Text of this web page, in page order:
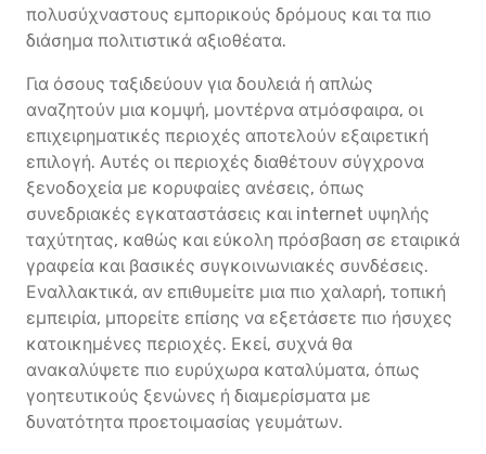
πολυσύχναστους εμπορικούς δρόμους και τα πιο
διάσημα πολιτιστικά αξιοθέατα.
Για όσους ταξιδεύουν για δουλειά ή απλώς
αναζητούν μια κομψή, μοντέρνα ατμόσφαιρα, οι
επιχειρηματικές περιοχές αποτελούν εξαιρετική
επιλογή. Αυτές οι περιοχές διαθέτουν σύγχρονα
ξενοδοχεία με κορυφαίες ανέσεις, όπως
συνεδριακές εγκαταστάσεις και internet υψηλής
ταχύτητας, καθώς και εύκολη πρόσβαση σε εταιρικά
γραφεία και βασικές συγκοινωνιακές συνδέσεις.
Εναλλακτικά, αν επιθυμείτε μια πιο χαλαρή, τοπική
εμπειρία, μπορείτε επίσης να εξετάσετε πιο ήσυχες
κατοικημένες περιοχές. Εκεί, συχνά θα
ανακαλύψετε πιο ευρύχωρα καταλύματα, όπως
γοητευτικούς ξενώνες ή διαμερίσματα με
δυνατότητα προετοιμασίας γευμάτων.